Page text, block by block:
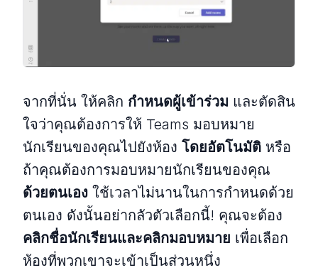
จากที่นั่น ให้คลิก กำหนดผู้เข้าร่วม และตัดสิน
ใจว่าคุณต้องการให้ Teams มอบหมาย
นักเรียนของคุณไปยังห้อง โดยอัตโนมัติ หรือ
ถ้าคุณต้องการมอบหมายนักเรียนของคุณ
ด้วยตนเอง ใช้เวลาไม่นานในการกำหนดด้วย
ตนเอง ดังนั้นอย่ากลัวตัวเลือกนี้! คุณจะต้อง
คลิกชื่อนักเรียนและคลิกมอบหมาย เพื่อเลือก
ห้องที่พวกเขาจะเข้าเป็นส่วนหนึ่ง